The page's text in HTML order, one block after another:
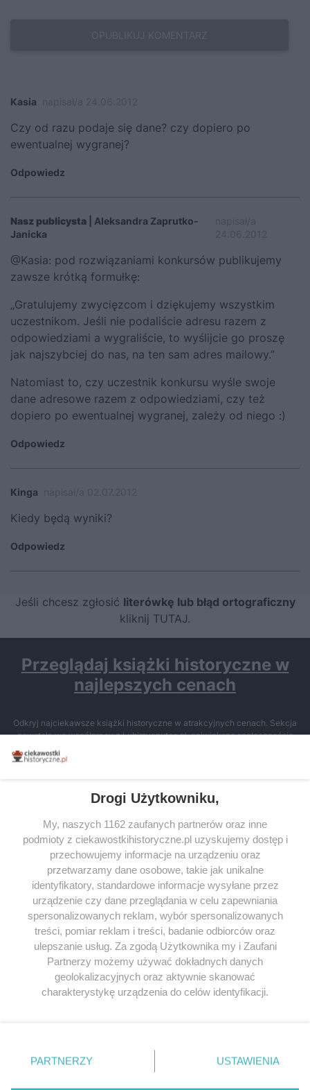
Kasia
Czy od razu podaje się dane? czy dopiero po
ewentualnej wygranej?
Odpowiedz
Nasz publicysta | Aleksandra Zaprutko-
Janicka
@Kasia: pod rozwiązaniami konkursów publikujemy
zawsze krótką formułkę:
„Gratulujemy zwycięzcom i dziękujemy wszystkim
uczestnikom. Jeśli nie podaliście adresu razem z
odpowiedziami a wygraliście, to wyślijcie go proszę
jak najszybciej do nas, na ten sam adres mailowy.”
Natomiast to, czy uczestnik konkursu wyśle swoje
dane adresowe razem z odpowiedziami, czy też
dopiero po ewentualnej wygranej, zależy od niego :)
Odpowiedz
Kinga
Kiedy będą wyniki?
Odpowiedz
Jeśli chcesz zgłosić literówkę lub błąd ortograficzny
kliknij TUTAJ.
Przeglądaj książki historyczne w
najlepszych cenach
Odkryj najciekawsze książki historyczne w atrakcyjnych cenach. Sekcja
powstała we współpracy z Lubimyczytac.pl, największą społecznością
tytułów najwyżej ocenianych przez czytelników.
SERWIS
SPOŁECZNOŚĆ
WSPÓŁPRACA
KONTAKT
ODWIEDŹ RÓWNIEŻ:
Drogi Użytkowniku,
My, naszych 1162 zaufanych partnerów oraz inne
podmioty z ciekawostkihistoryczne.pl uzyskujemy dostęp i
przechowujemy informacje na urządzeniu oraz
przetwarzamy dane osobowe, takie jak unikalne
identyfikatory, standardowe informacje wysyłane przez
urządzenie czy dane przeglądania w celu zapewniania
spersonalizowanych reklam, wybór spersonalizowanych
treści, pomiar reklam i treści, badanie odbiorców oraz
ulepszanie usług. Za zgodą Użytkownika my i Zaufani
Partnerzy możemy używać dokładnych danych
geolokalizacyjnych oraz aktywnie skanować
charakterystykę urządzenia do celów identyfikacji.
zmienić/wycofać klikając przycisk ustawień prywatności
znajdujący się w lewym dolnym rogu strony
. Niektóre
PARTNERZY USTAWIENIA